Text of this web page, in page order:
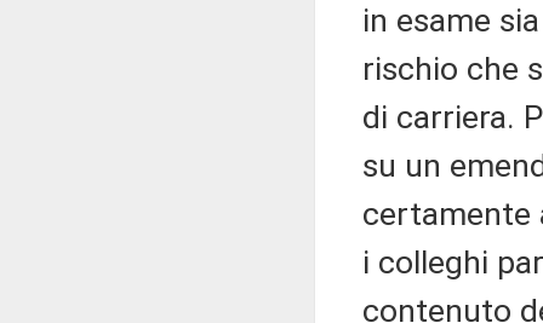
in esame
rischio che
di carriera.
su un
certamente
i colleghi
contenuto